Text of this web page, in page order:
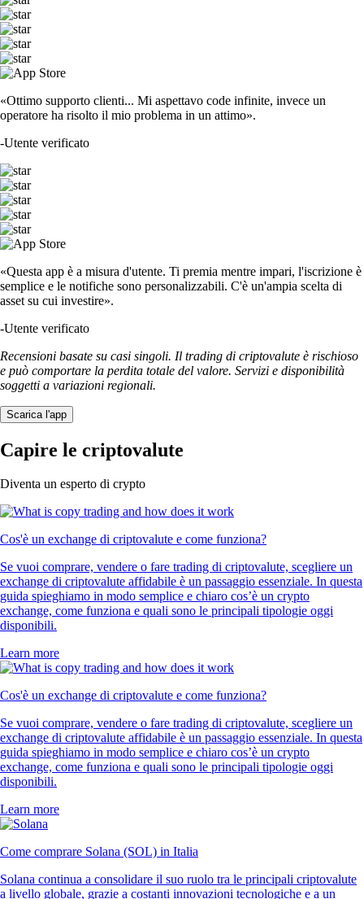
«Ottimo supporto clienti... Mi aspettavo code infinite, invece un
operatore ha risolto il mio problema in un attimo».
-Utente verificato
«Questa app è a misura d'utente. Ti premia mentre impari, l'iscrizione è
semplice e le notifiche sono personalizzabili. C'è un'ampia scelta di
asset su cui investire».
-Utente verificato
Recensioni basate su casi singoli. Il trading di criptovalute è rischioso
e può comportare la perdita totale del valore. Servizi e disponibilità
soggetti a variazioni regionali.
Scarica l'app
Capire le criptovalute
Diventa un esperto di crypto
Cos'è un exchange di criptovalute e come funziona?
Se vuoi comprare, vendere o fare trading di criptovalute, scegliere un
exchange di criptovalute affidabile è un passaggio essenziale. In questa
guida spieghiamo in modo semplice e chiaro cos’è un crypto
exchange, come funziona e quali sono le principali tipologie oggi
disponibili.
Learn more
Cos'è un exchange di criptovalute e come funziona?
Se vuoi comprare, vendere o fare trading di criptovalute, scegliere un
exchange di criptovalute affidabile è un passaggio essenziale. In questa
guida spieghiamo in modo semplice e chiaro cos’è un crypto
exchange, come funziona e quali sono le principali tipologie oggi
disponibili.
Learn more
Come comprare Solana (SOL) in Italia
Solana continua a consolidare il suo ruolo tra le principali criptovalute
a livello globale, grazie a costanti innovazioni tecnologiche e a un